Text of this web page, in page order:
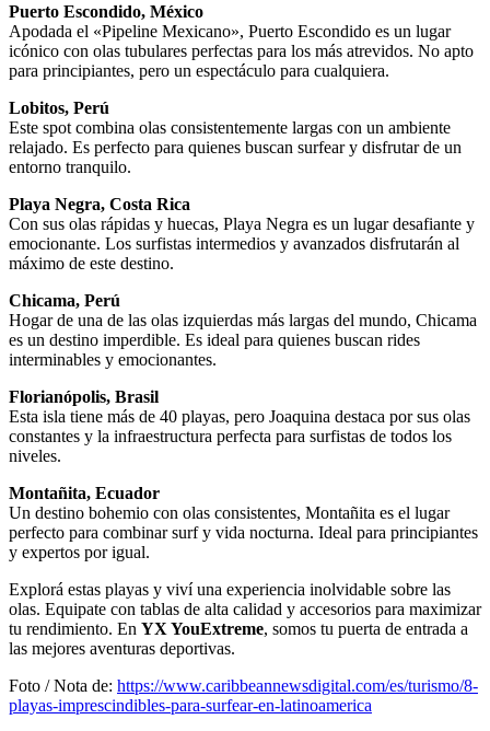
Puerto Escondido, México
Apodada el «Pipeline Mexicano», Puerto Escondido es un lugar
icónico con olas tubulares perfectas para los más atrevidos. No apto
para principiantes, pero un espectáculo para cualquiera.
Lobitos, Perú
Este spot combina olas consistentemente largas con un ambiente
relajado. Es perfecto para quienes buscan surfear y disfrutar de un
entorno tranquilo.
Playa Negra, Costa Rica
Con sus olas rápidas y huecas, Playa Negra es un lugar desafiante y
emocionante. Los surfistas intermedios y avanzados disfrutarán al
máximo de este destino.
Chicama, Perú
Hogar de una de las olas izquierdas más largas del mundo, Chicama
es un destino imperdible. Es ideal para quienes buscan rides
interminables y emocionantes.
Florianópolis, Brasil
Esta isla tiene más de 40 playas, pero Joaquina destaca por sus olas
constantes y la infraestructura perfecta para surfistas de todos los
niveles.
Montañita, Ecuador
Un destino bohemio con olas consistentes, Montañita es el lugar
perfecto para combinar surf y vida nocturna. Ideal para principiantes
y expertos por igual.
Explorá estas playas y viví una experiencia inolvidable sobre las
olas. Equipate con tablas de alta calidad y accesorios para maximizar
tu rendimiento. En YX YouExtreme, somos tu puerta de entrada a
las mejores aventuras deportivas.
Foto / Nota de: https://www.caribbeannewsdigital.com/es/turismo/8-
playas-imprescindibles-para-surfear-en-latinoamerica